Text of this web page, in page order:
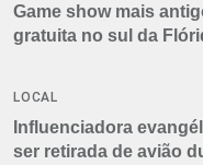
Game show mais
gratuita no sul da
LOCAL
Influenciadora
ser retirada de avião